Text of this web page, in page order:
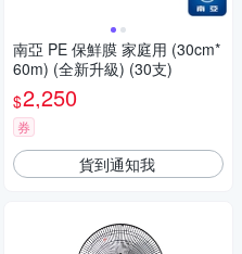
南亞 PE 保鮮膜 家庭用 (30cm*
60m) (全新升級) (30支)
$2,250
券
貨到通知我